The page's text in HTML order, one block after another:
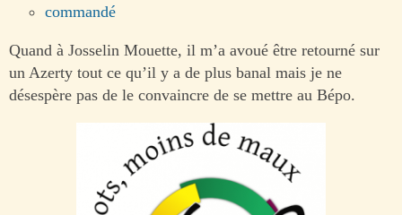
commandé
Quand à Josselin Mouette, il m’a avoué être retourné sur
un Azerty tout ce qu’il y a de plus banal mais je ne
désespère pas de le convaincre de se mettre au Bépo.